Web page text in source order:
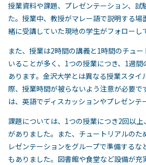
授業資料や課題、プレゼンテーション、試
た。授業中、教授がマレー語で説明する場
緒に受講していた現地の学生がフォローし
また、授業は2時間の講義と1時間のチュー
いることが多く、 1つの授業につき、 1週間
あります。金沢大学とは異なる授業スタイ
際、授業時間が被らないよう注意が必要で
は、英語でディスカッションやプレゼンテ
課題については、 1つの授業につき2回以上
がありました。また、チュートリアルのた
レゼンテーションをグループで準備するな
もありました。図書館や食堂など設備が充